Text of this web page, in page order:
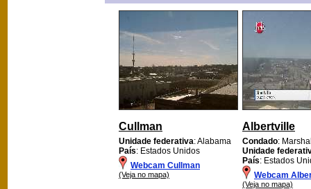
Cullman
Unidade federativa: Alabama
País: Estados Unidos
Webcam Cullman
(Veja no mapa)
Albertville
Condado:
Unidade
País: Estados
Webcam
(Veja no mapa)